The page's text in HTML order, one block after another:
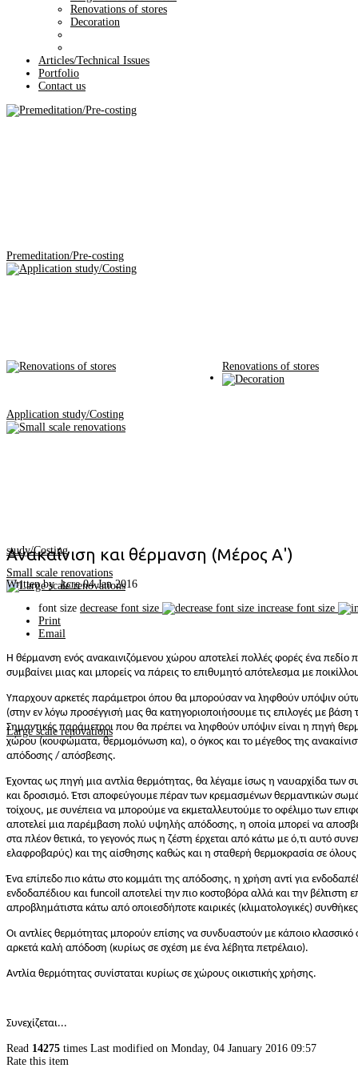
Renovations of stores
Decoration
Articles/Technical Issues
Portfolio
Contact us
Premeditation/Pre-costing
Application study/Costing
Small scale renovations
Large scale renovations
Renovations of stores
study/Costing
Ανακαίνιση και θέρμανση (Μέρος Α')
Written bykcre 04 Jan 2016
font size decrease font size
increase font size
Print
Email
Η θέρμανση ενός ανακαινιζόμενου χώρου αποτελεί πολλές φορές ένα
συμβαίνει μιας και μπορείς να πάρεις το επιθυμητό απότελεσμα με
Υπαρχουν αρκετές παράμετροι όπου θα μπορούσαν να ληφθούν υπόψιν
(στην εν λόγω προσέγγισή μας θα κατηγοριοποιήσουμε τις επιλογές με
Σημαντικές παράμετροι που θα πρέπει να ληφθούν υπόψιν είναι η πηγή
χώρου (κουφώματα, θερμομόνωση κα), ο όγκος και το μέγεθος της
απόδοσης / απόσβεσης.
Έχοντας ως πηγή μια αντλία θερμότητας, θα λέγαμε ίσως η ναυαρχίδα
και δροσισμό. Έτσι αποφεύγουμε πέραν των κρεμασμένων θερμαντικών
τοίχους, με συνέπεια να μπορούμε να εκμεταλλευτούμε το οφέλιμο των
αποτελεί μια παρέμβαση πολύ υψηλής απόδοσης, η οποία μπορεί να
στα πλέον θετικά, το γεγονός πως η ζέστη έρχεται από κάτω με ό,τι αυτό
ελαφροβαρύς) και της αίσθησης καθώς και η σταθερή θερμοκρασία σε
Ένα επίπεδο πιο κάτω στο κομμάτι της απόδοσης, η χρήση αντί για
ενδοδαπέδιου και funcoil αποτελεί την πιο κοστοβόρα αλλά και την βέλτιστη
απροβλημάτιστα κάτω από οποιεσδήποτε καιρικές (κλιματολογικές)
Οι αντλίες θερμότητας μπορούν επίσης να συνδυαστούν με κάποιο
αρκετά καλή απόδοση (κυρίως σε σχέση με ένα λέβητα πετρέλαιο).
Αντλία θερμότητας συνίσταται κυρίως σε χώρους οικιστικής χρήσης.
Συνεχίζεται...
Read 14275 times Last modified on Monday, 04 January 2016 09:57
Rate this item